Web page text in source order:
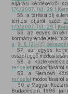
eljárási kérdésekről
174/2007. (VI. 29.)
55.
a térítési díj
térítési díjáról szóló
173/2007. (VI. 29.)
56.
az egyes
kormányrendeletek
a
9. § (2)–(3)
57.
az egyes
összefüggő
58.
a
rendelet módosításáról
59.
a Nemzeti
rendelet módosításáról
60. a Magyar
Budapesten, 1996.